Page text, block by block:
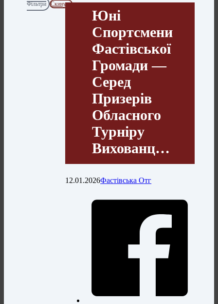
Фільтри
Скинути
Юні
Спортсмени
Фастівської
Громади —
Серед
Призерів
Обласного
Турніру
Вихованц…
12.01.2026Фастівська Отг